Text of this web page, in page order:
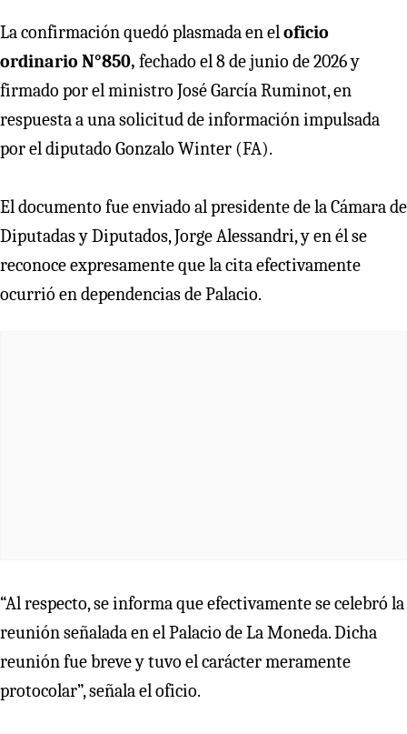
La confirmación quedó plasmada en eloficio
ordinario N°850, fechado el 8 de junio de 2026 y
firmado por el ministro José García Ruminot, en
respuesta a una solicitud de información impulsada
por el diputado Gonzalo Winter (FA).
El documento fue enviado al presidente de la Cámara de
Diputadas y Diputados, Jorge Alessandri, y en él se
reconoce expresamente que la cita efectivamente
ocurrió en dependencias de Palacio.
“Al respecto, se informa que efectivamente se celebró la
reunión señalada en el Palacio de La Moneda. Dicha
reunión fue breve y tuvo el carácter meramente
protocolar”, señala el oficio.